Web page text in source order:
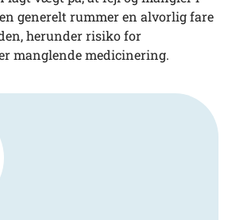
generelt rummer en alvorlig fare
herunder risiko for
manglende medicinering.